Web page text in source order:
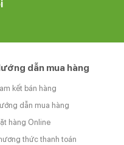
dẫn mua hàng
kết bán hàng
dẫn mua hàng
hàng Online
thức thanh toán